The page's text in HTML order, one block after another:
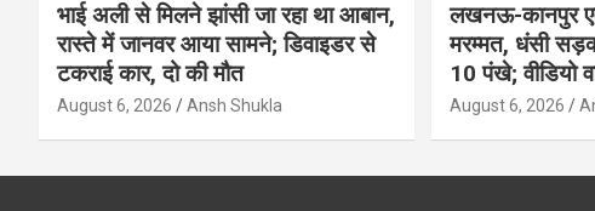
भाई अली से मिलने झांसी जा रहा था आबान,
रास्ते में जानवर आया सामने; डिवाइडर से
टकराई कार, दो की मौत
August 6, 2026 Ansh Shukla
लखनऊ-कानपुर
मरम्मत, धंसी
10 पंखे; वीडियो
August 6, 2026